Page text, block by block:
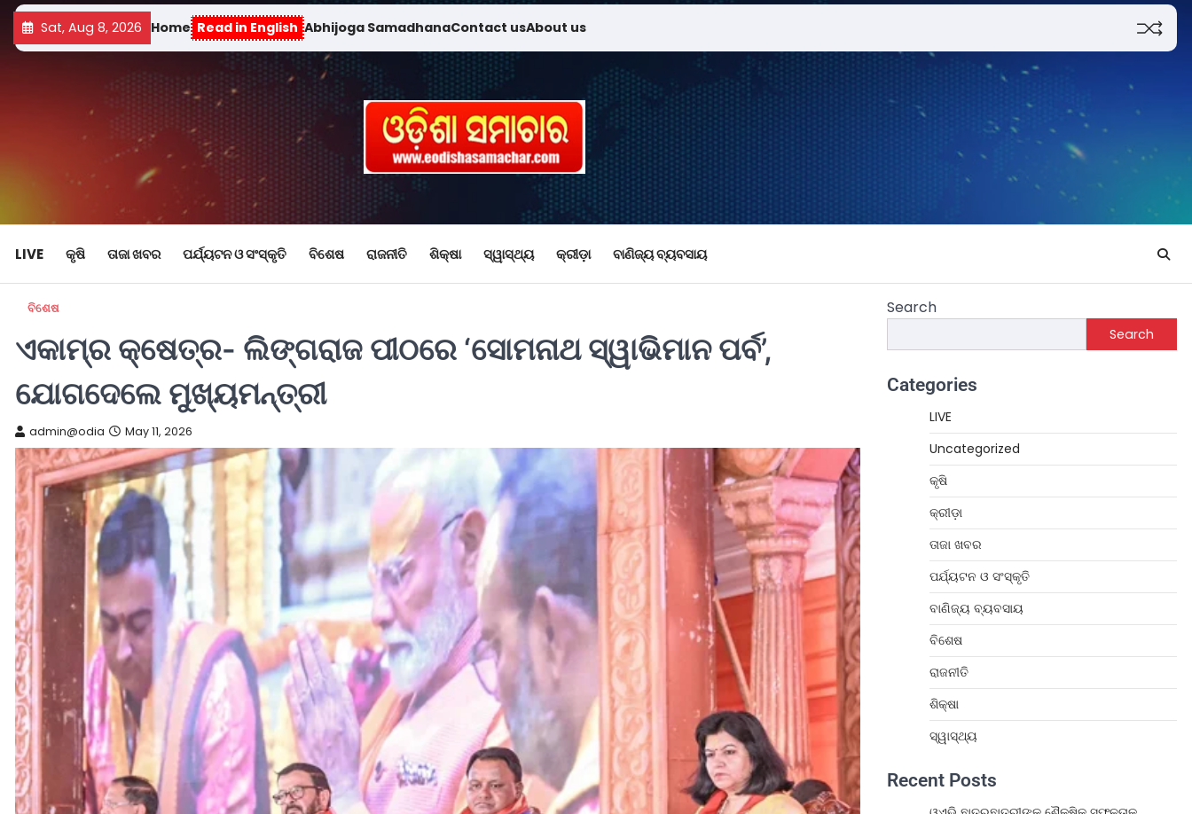
Sat, Aug 8, 2026 Home Read in English Abhijoga SamadhanaContact usAbout us
LIVE କୃଷି ତାଜା ଖବର ପର୍ଯ୍ୟଟନ ଓ ସଂସ୍କୃତି ବିଶେଷ ରାଜନୀତି ଶିକ୍ଷା ସ୍ୱାସ୍ଥ୍ୟ କ୍ରୀଡ଼ା ବାଣିଜ୍ୟ ବ୍ୟବସାୟ
ବିଶେଷ
ଏକାମ୍ର କ୍ଷେତ୍ର- ଲିଙ୍ଗରାଜ ପୀଠରେ ‘ସୋମନାଥ ସ୍ୱାଭିମାନ ପର୍ବ’,
ଯୋଗଦେଲେ ମୁଖ୍ୟମନ୍ତ୍ରୀ
admin@odia May 11, 2026
Search
Search
Categories
LIVE
Uncategorized
କୃଷି
କ୍ରୀଡ଼ା
ତାଜା ଖବର
ପର୍ଯ୍ୟଟନ ଓ ସଂସ୍କୃତି
ବାଣିଜ୍ୟ ବ୍ୟବସାୟ
ବିଶେଷ
ରାଜନୀତି
ଶିକ୍ଷା
ସ୍ୱାସ୍ଥ୍ୟ
Recent Posts